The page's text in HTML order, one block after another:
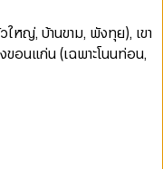
หญ่, บ้านขาม, พังทุย), เขา
ขอนแก่น (เฉพาะโนนท่อน,